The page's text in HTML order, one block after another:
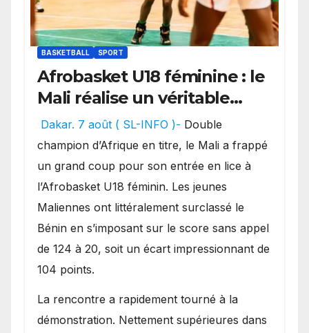
BASKETBALL SPORT
Afrobasket U18 féminine : le
Mali réalise un véritable
festival offensif et inflige
une lourde défaite au
Bénin.
Dakar. 7 août ( SL-INFO )- Double
champion d’Afrique en titre, le Mali a frappé
un grand coup pour son entrée en lice à
l’Afrobasket U18 féminin. Les jeunes
Maliennes ont littéralement surclassé le
Bénin en s’imposant sur le score sans appel
de 124 à 20, soit un écart impressionnant de
104 points.
La rencontre a rapidement tourné à la
démonstration. Nettement supérieures dans